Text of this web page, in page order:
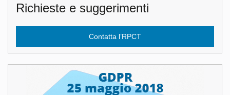
Richieste e suggerimenti
Contatta l’RPCT